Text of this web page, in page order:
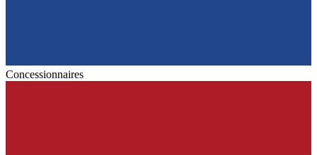
Concessionnaires